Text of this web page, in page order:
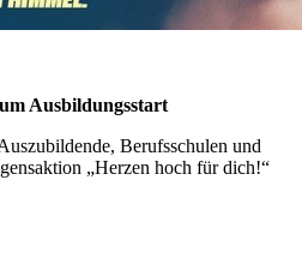
Ausbildungsstart
Berufsschulen und
„Herzen hoch für dich!“